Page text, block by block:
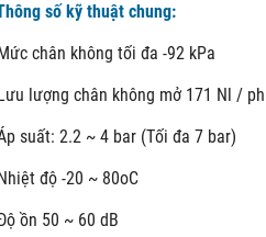
số kỹ thuật chung:
chân không tối đa -92 kPa
lượng chân không mở 171 Nl /
suất: 2.2 ~ 4 bar (Tối đa 7 bar)
độ -20 ~ 80oC
ồn 50 ~ 60 dB